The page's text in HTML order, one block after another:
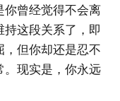
你曾经觉得不会离
这段关系了，即
，但你却还是忍不
。现实是，你永远